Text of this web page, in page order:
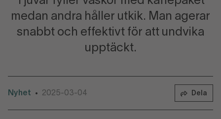
medan andra håller utkik. Man agerar
snabbt och effektivt för att undvika
upptäckt.
Nyhet • 2025-03-04 Dela